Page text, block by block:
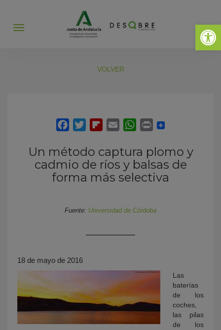
Abrir
Abrir
VOLVER
Un método captura plomo y
cadmio de ríos y balsas de
forma más selectiva
Fuente: Universidad de Córdoba
18 de mayo de 2016
Las
baterías
de los
coches,
las pilas
de los